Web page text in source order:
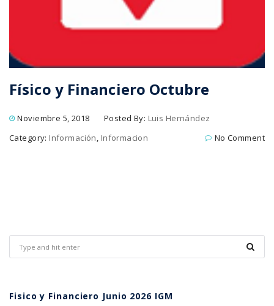
Físico y Financiero Octubre
Noviembre 5, 2018 Posted By: Luis Hernández
Category: Información, Informacion No Comment
Fisico y Financiero Junio 2026 IGM